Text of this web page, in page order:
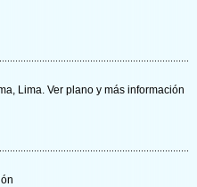
Lima. Ver plano y más información